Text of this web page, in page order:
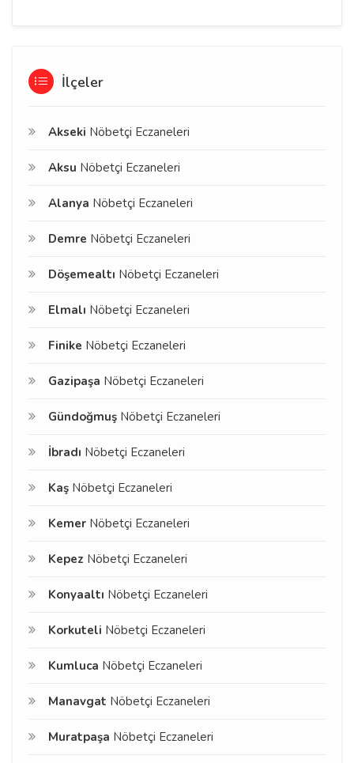
İlçeler
Akseki Nöbetçi Eczaneleri
Aksu Nöbetçi Eczaneleri
Alanya Nöbetçi Eczaneleri
Demre Nöbetçi Eczaneleri
Döşemealtı Nöbetçi Eczaneleri
Elmalı Nöbetçi Eczaneleri
Finike Nöbetçi Eczaneleri
Gazipaşa Nöbetçi Eczaneleri
Gündoğmuş Nöbetçi Eczaneleri
İbradı Nöbetçi Eczaneleri
Kaş Nöbetçi Eczaneleri
Kemer Nöbetçi Eczaneleri
Kepez Nöbetçi Eczaneleri
Konyaaltı Nöbetçi Eczaneleri
Korkuteli Nöbetçi Eczaneleri
Kumluca Nöbetçi Eczaneleri
Manavgat Nöbetçi Eczaneleri
Muratpaşa Nöbetçi Eczaneleri